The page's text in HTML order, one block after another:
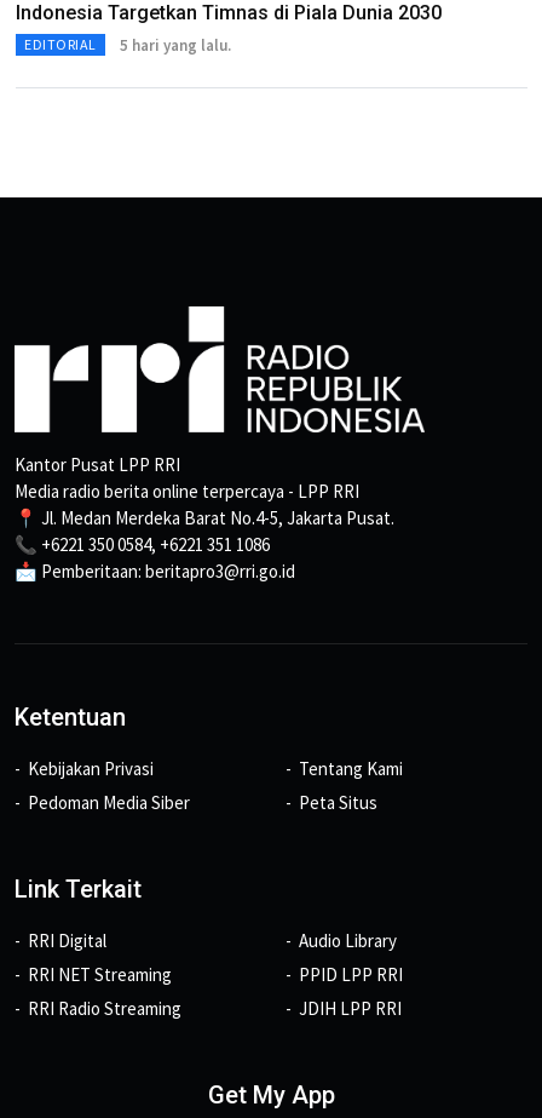
Indonesia Targetkan Timnas di Piala Dunia 2030
EDITORIAL 5 hari yang lalu.
Kantor Pusat LPP RRI
Media radio berita online terpercaya - LPP RRI
📍 Jl. Medan Merdeka Barat No.4-5, Jakarta Pusat.
📞 +6221 350 0584, +6221 351 1086
📩 Pemberitaan: beritapro3@rri.go.id
Ketentuan
Kebijakan Privasi
Pedoman Media Siber
Tentang Kami
Peta Situs
Link Terkait
RRI Digital
RRI NET Streaming
RRI Radio Streaming
Audio Library
PPID LPP RRI
JDIH LPP RRI
Get My App